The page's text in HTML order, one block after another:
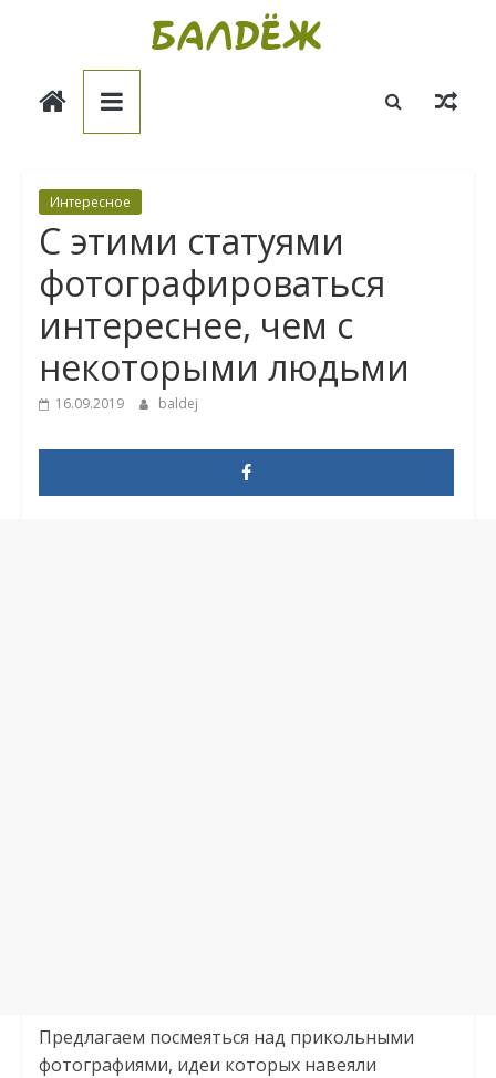
Балдёж
Интересное
С этими статуями
фотографироваться
интереснее, чем с
некоторыми людьми
16.09.2019 baldej
Предлагаем посмеяться над прикольными
фотографиями, идеи которых навеяли